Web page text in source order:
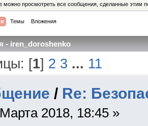
можно просмотреть все сообщения, сделанные этим
Темы Вложения
- iren_doroshenko
[1] 2 3 ... 11
/ Re:
2018, 18:45 »